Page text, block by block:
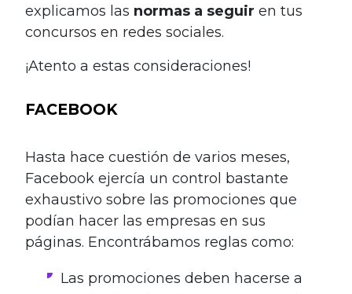
explicamos las normas a seguir en tus
concursos en redes sociales.
¡Atento a estas consideraciones!
FACEBOOK
Hasta hace cuestión de varios meses,
Facebook ejercía un control bastante
exhaustivo sobre las promociones que
podían hacer las empresas en sus
páginas. Encontrábamos reglas como:
Las promociones deben hacerse a